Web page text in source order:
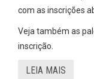
com as inscrições
Veja também as
inscrição.
LEIA MAIS